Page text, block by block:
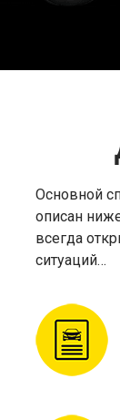
Основной
описан
всегда
ситуаций…